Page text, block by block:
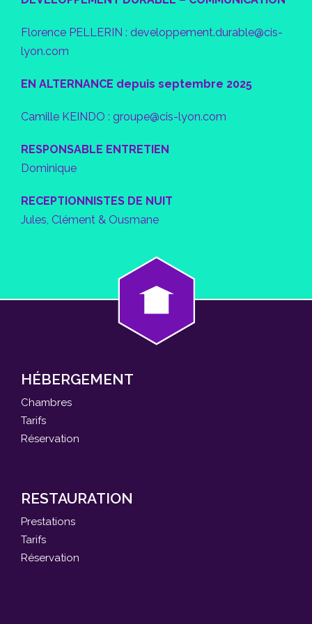
Florence PELLERIN : developpement.durable@cis-
lyon.com
EN ALTERNANCE depuis septembre 2025
Camille KEINDO : groupe@cis-lyon.com
RESPONSABLE ENTRETIEN
Dominique
RECEPTIONNISTES DE NUIT
Jules, Clément & Ousmane
HÉBERGEMENT
Chambres
Tarifs
Réservation
RESTAURATION
Prestations
Tarifs
Réservation